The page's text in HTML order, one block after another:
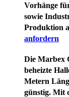
Vorhänge
sowie
Produktion
anfordern
Die Marbex
beheizte
Metern
günstig. Mit